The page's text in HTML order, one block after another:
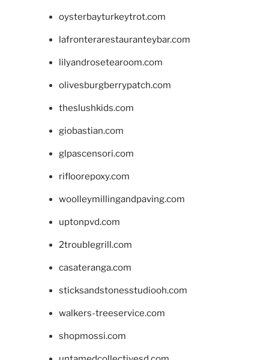
oysterbayturkeytrot.com
lafronterarestauranteybar.com
lilyandrosetearoom.com
olivesburgberrypatch.com
theslushkids.com
giobastian.com
glpascensori.com
rifloorepoxy.com
woolleymillingandpaving.com
uptonpvd.com
2troublegrill.com
casateranga.com
sticksandstonesstudiooh.com
walkers-treeservice.com
shopmossi.com